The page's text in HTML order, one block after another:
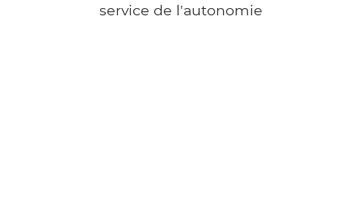
service de l'autonomie